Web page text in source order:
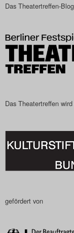
Das Theatertreffen-
Das Theatertreffen
gefördert von